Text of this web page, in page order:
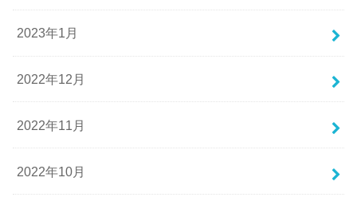
2023年1月
2022年12月
2022年11月
2022年10月